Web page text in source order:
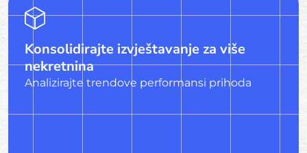
Konsolidirajte izvještavanje za više
nekretnina
Analizirajte trendove performansi prihoda